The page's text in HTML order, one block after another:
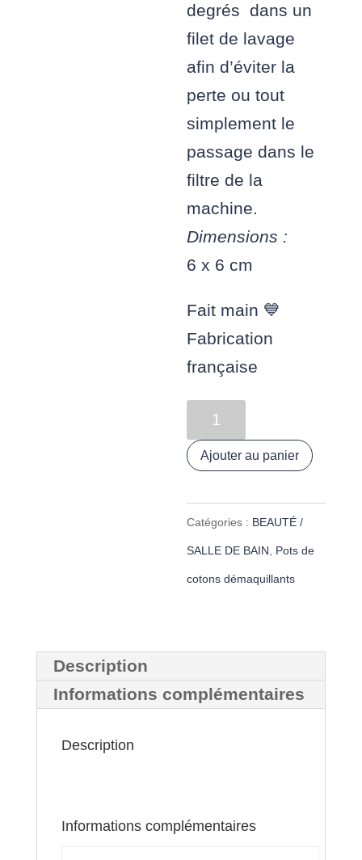
degrés dans un
filet de lavage
afin d’éviter la
perte ou tout
simplement le
passage dans le
filtre de la
machine.
Dimensions :
6 x 6 cm
Fait main 💙
Fabrication
française
quantité
de
Pot
de
petites
lingettes
lavables
gaze
Ajouter au panier
Catégories : BEAUTÉ /
SALLE DE BAIN Pots de
cotons démaquillants
Description
Informations complémentaires
Description
Informations complémentaires